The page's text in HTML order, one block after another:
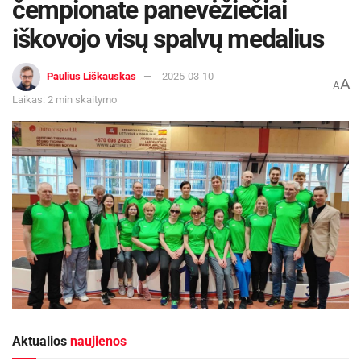
čempionate panevėžiečiai
iškovojo visų spalvų medalius
Paulius Liškauskas
2025-03-10
Laikas: 2 min skaitymo
AA
Aktualios naujienos